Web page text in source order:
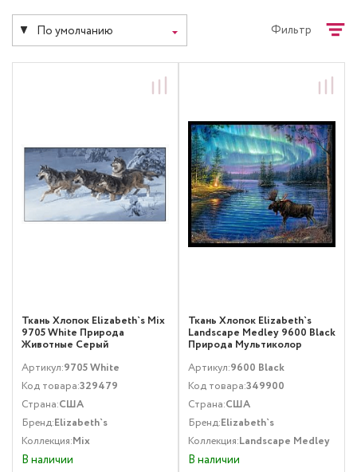
По умолчанию Фильтр
Ткань Хлопок Elizabeth`s Mix
9705 White Природа
Животные Серый
Артикул:9705 White
Код товара:329479
Страна:США
Бренд:Elizabeth`s
Коллекция:Mix
В наличии
Ткань Хлопок Elizabeth`s
Landscape Medley 9600 Black
Природа Мультиколор
Артикул:9600 Black
Код товара:349900
Страна:США
Бренд:Elizabeth`s
Коллекция:Landscape Medley
В наличии